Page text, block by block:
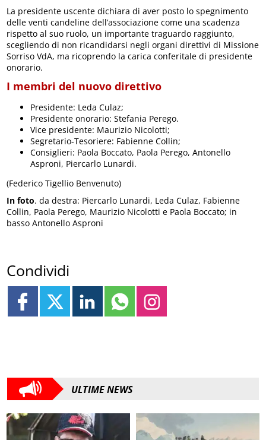
La presidente uscente dichiara di aver posto lo spegnimento
delle venti candeline dell’associazione come una scadenza
rispetto al suo ruolo, un importante traguardo raggiunto,
scegliendo di non ricandidarsi negli organi direttivi di Missione
Sorriso VdA, ma ricoprendo la carica conferitale di presidente
onorario.
I membri del nuovo direttivo
Presidente: Leda Culaz;
Presidente onorario: Stefania Perego.
Vice presidente: Maurizio Nicolotti;
Segretario-Tesoriere: Fabienne Collin;
Consiglieri: Paola Boccato, Paola Perego, Antonello
Asproni, Piercarlo Lunardi.
(Federico Tigellio Benvenuto)
In foto. da destra: Piercarlo Lunardi, Leda Culaz, Fabienne
Collin, Paola Perego, Maurizio Nicolotti e Paola Boccato; in
basso Antonello Asproni
Condividi
ULTIME NEWS